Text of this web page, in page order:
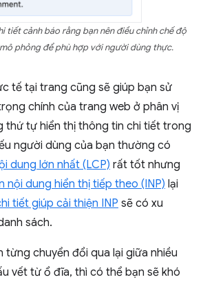
tiết cảnh báo rằng bạn nên điều chỉnh chế độ
phỏng để phù hợp với người dùng thực.
tế tại trang cũng sẽ giúp bạn sử
chính của trang web ở phân vị
thứ tự hiển thị thông tin chi tiết trong
người dùng của bạn thường có
dung lớn nhất (LCP) rất tốt nhưng
dung hiển thị tiếp theo (INP) lại
tiết giúp cải thiện INP sẽ có xu
sách.
từng chuyển đổi qua lại giữa nhiều
vết từ ổ đĩa, thì có thể bạn sẽ khó